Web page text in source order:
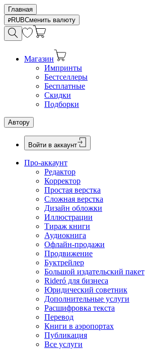
Главная
RUBСменить валюту
Магазин
Импринты
Бестселлеры
Бесплатные
Скидки
Подборки
Автору
Войти в аккаунт
Про-аккаунт
Редактор
Корректор
Простая верстка
Сложная верстка
Дизайн обложки
Иллюстрации
Тираж книги
Аудиокнига
Офлайн-продажи
Продвижение
Буктрейлер
Большой издательский пакет
Rideró для бизнеса
Юридический советник
Дополнительные услуги
Расшифровка текста
Перевод
Книги в аэропортах
Публикация
Все услуги